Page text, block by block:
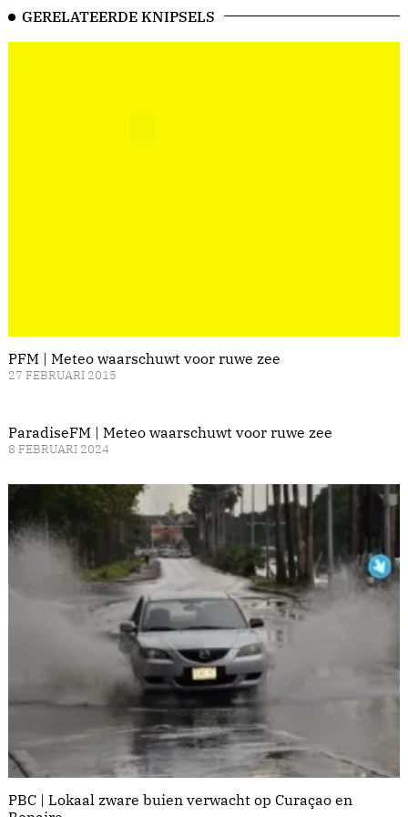
GERELATEERDE KNIPSELS
PFM | Meteo waarschuwt voor ruwe zee
27 FEBRUARI 2015
ParadiseFM | Meteo waarschuwt voor ruwe zee
8 FEBRUARI 2024
PBC | Lokaal zware buien verwacht op Curaçao en